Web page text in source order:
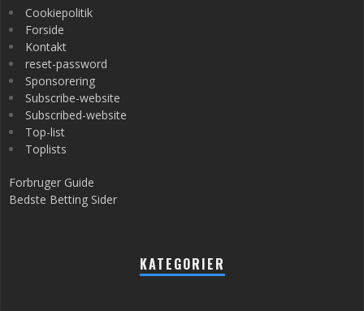
Cookiepolitik
Forside
Kontakt
reset-password
Sponsorering
Subscribe-website
Subscribed-website
Top-list
Toplists
Forbruger Guide
Bedste Betting Sider
KATEGORIER